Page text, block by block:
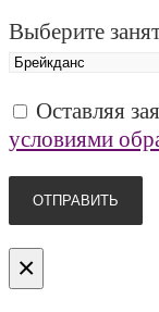
Выберите
Оставляя
условиями
×